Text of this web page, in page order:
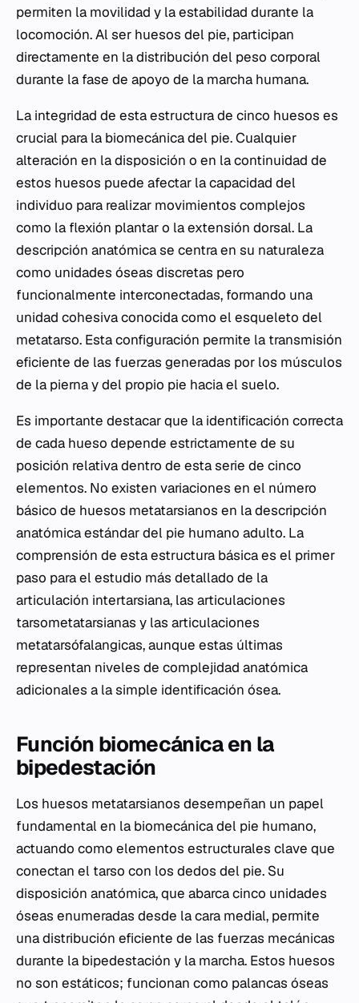
permiten la movilidad y la estabilidad durante la
locomoción. Al ser huesos del pie, participan
directamente en la distribución del peso corporal
durante la fase de apoyo de la marcha humana.
La integridad de esta estructura de cinco huesos es
crucial para la biomecánica del pie. Cualquier
alteración en la disposición o en la continuidad de
estos huesos puede afectar la capacidad del
individuo para realizar movimientos complejos
como la flexión plantar o la extensión dorsal. La
descripción anatómica se centra en su naturaleza
como unidades óseas discretas pero
funcionalmente interconectadas, formando una
unidad cohesiva conocida como el esqueleto del
metatarso. Esta configuración permite la transmisión
eficiente de las fuerzas generadas por los músculos
de la pierna y del propio pie hacia el suelo.
Es importante destacar que la identificación correcta
de cada hueso depende estrictamente de su
posición relativa dentro de esta serie de cinco
elementos. No existen variaciones en el número
básico de huesos metatarsianos en la descripción
anatómica estándar del pie humano adulto. La
comprensión de esta estructura básica es el primer
paso para el estudio más detallado de la
articulación intertarsiana, las articulaciones
tarsometatarsianas y las articulaciones
metatarsófalangicas, aunque estas últimas
representan niveles de complejidad anatómica
adicionales a la simple identificación ósea.
Función biomecánica en la
bipedestación
Los huesos metatarsianos desempeñan un papel
fundamental en la biomecánica del pie humano,
actuando como elementos estructurales clave que
conectan el tarso con los dedos del pie. Su
disposición anatómica, que abarca cinco unidades
óseas enumeradas desde la cara medial, permite
una distribución eficiente de las fuerzas mecánicas
durante la bipedestación y la marcha. Estos huesos
no son estáticos; funcionan como palancas óseas